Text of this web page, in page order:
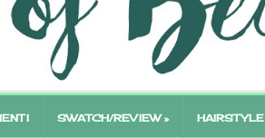
SWATCH/REVIEW » HAIRSTYLE